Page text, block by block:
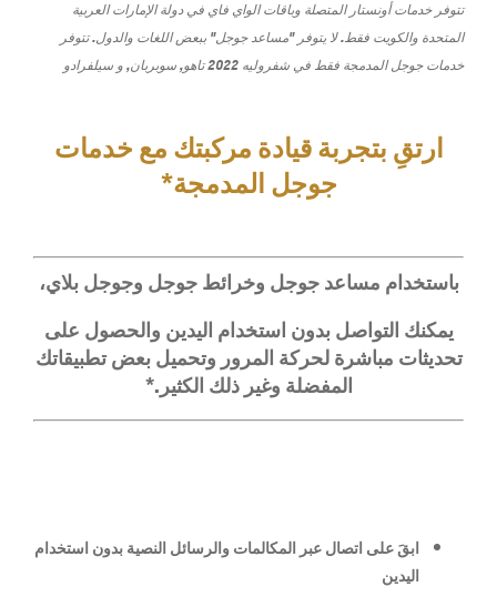
تتوفر خدمات أونستار المتصلة وباقات الواي فاي في دولة الإمارات العربية
المتحدة والكويت فقط. لا يتوفر "مساعد جوجل" ببعض اللغات والدول. تتوفر
خدمات جوجل المدمجة فقط في شفروليه 2022 تاهو, سوبربان, و سيلفرادو
ارتقِ بتجربة قيادة مركبتك مع خدمات
جوجل المدمجة*
باستخدام مساعد جوجل وخرائط جوجل وجوجل بلاي،
يمكنك التواصل بدون استخدام اليدين والحصول على
تحديثات مباشرة لحركة المرور وتحميل بعض تطبيقاتك
المفضلة وغير ذلك الكثير.*
ابقَ على اتصال عبر المكالمات والرسائل النصية بدون استخدام
اليدين